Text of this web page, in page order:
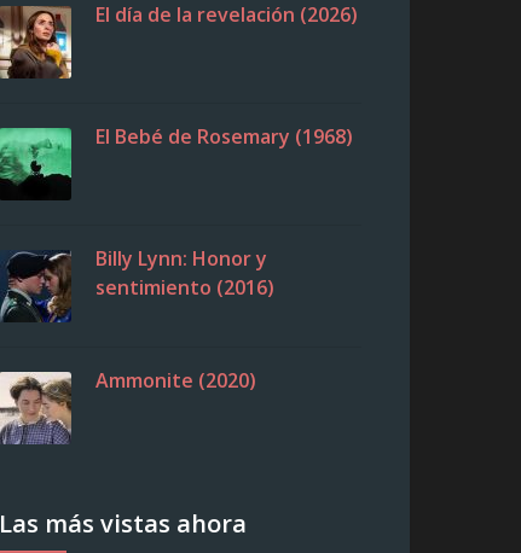
El día de la revelación (2026)
El Bebé de Rosemary (1968)
Billy Lynn: Honor y
sentimiento (2016)
Ammonite (2020)
Las más vistas ahora